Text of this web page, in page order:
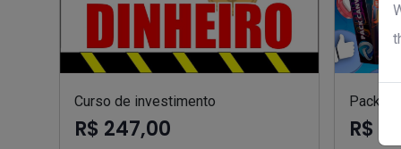
Curso de investimento
R$ 247,00
Pack
R$